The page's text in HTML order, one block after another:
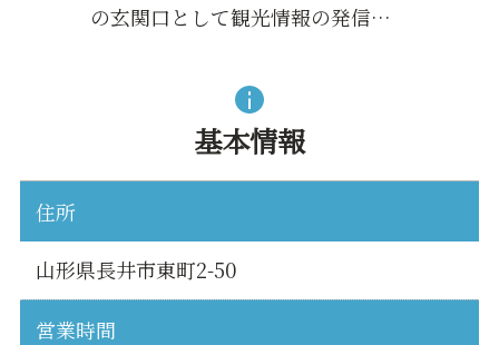
の玄関口として観光情報の発信…
基本情報
住所
山形県長井市東町2-50
営業時間